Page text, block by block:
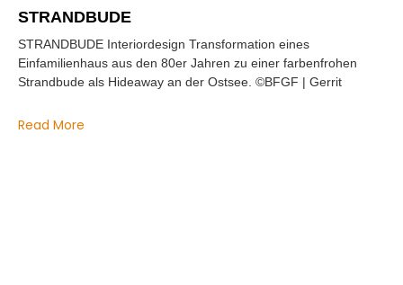
STRANDBUDE
STRANDBUDE Interiordesign Transformation eines
Einfamilienhaus aus den 80er Jahren zu einer farbenfrohen
Strandbude als Hideaway an der Ostsee. ©BFGF | Gerrit
Read More